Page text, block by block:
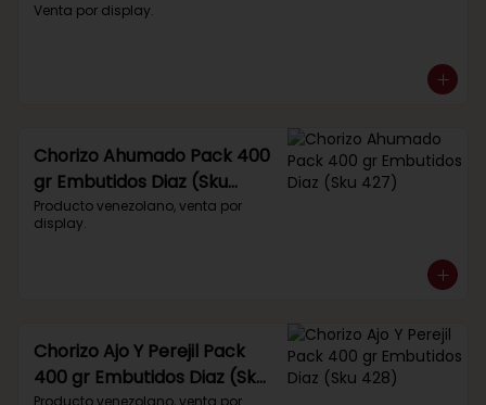
Venta por display.
Chorizo Ahumado Pack 400
gr Embutidos Diaz (Sku
427)
Producto venezolano, venta por
display.
Chorizo Ajo Y Perejil Pack
400 gr Embutidos Diaz (Sku
Producto venezolano, venta por